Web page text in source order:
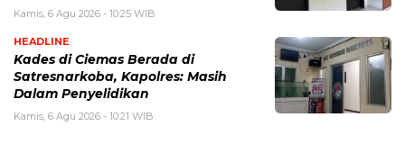
Kamis, 6 Agu 2026 - 10:25 WIB
HEADLINE
Kades di Ciemas Berada di
Satresnarkoba, Kapolres: Masih
Dalam Penyelidikan
Kamis, 6 Agu 2026 - 10:21 WIB